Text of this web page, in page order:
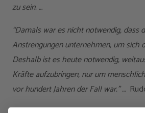
zu sein. …
“Damals war es nicht notwendig, dass
Anstrengungen unternehmen, um sich
Deshalb ist es heute notwendig,
Kräfte aufzubringen, nur um
vor hundert Jahren der Fall war.” …